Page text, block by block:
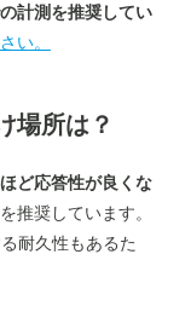
計測を推奨してい
い。
場所は？
ど応答性が良くな
推奨しています。
耐久性もあるた